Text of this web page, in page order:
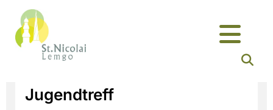
Jugendtreff